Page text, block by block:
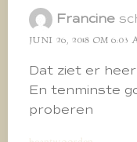
Francine
JUNI 26, 2018 OM 6:03
Dat ziet er
En tenminste
proberen